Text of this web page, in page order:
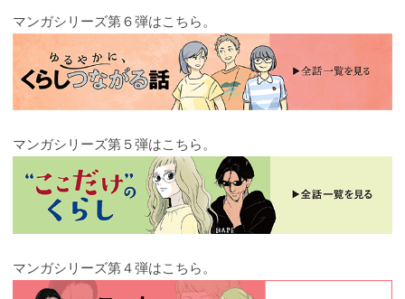
マンガシリーズ第６弾はこちら。
マンガシリーズ第５弾はこちら。
マンガシリーズ第４弾はこちら。